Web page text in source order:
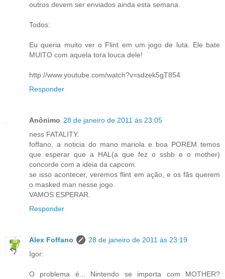
outros devem ser enviados ainda esta semana.
Todos:
Eu queria muito ver o Flint em um jogo de luta. Ele bate
MUITO com aquela tora louca dele!
http://www.youtube.com/watch?v=sdzek5gT854
Responder
Anônimo 28 de janeiro de 2011 às 23:05
ness FATALITY.
foffano, a noticia do mano mariola e boa POREM temos
que esperar que a HAL(a que fez o ssbb e o mother)
concorde com a ideia da capcom.
se isso acontecer, veremos flint em ação, e os fãs querem
o masked man nesse jogo.
VAMOS ESPERAR.
Responder
Alex Foffano
28 de janeiro de 2011 às 23:19
Igor:
O problema é... Nintendo se importa com MOTHER?